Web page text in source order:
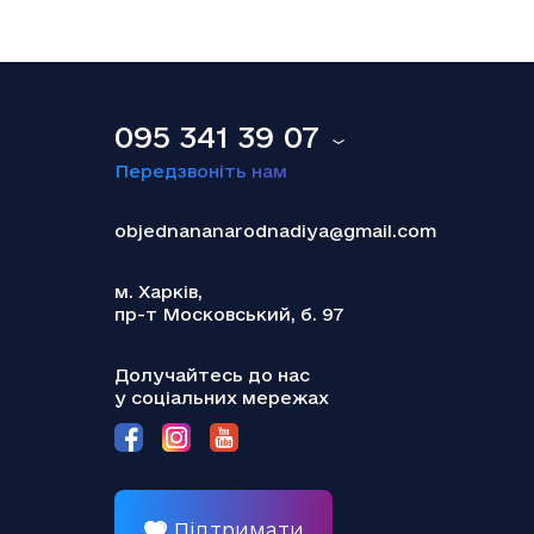
Smart Holding відзвітував про зниження
стала українська дівчинка
095 341 39 07
Передзвоніть нам
objednananarodnadiya@gmail.com
м. Харків,
пр-т Московський, б. 97
Долучайтесь до нас
у соціальних мережах